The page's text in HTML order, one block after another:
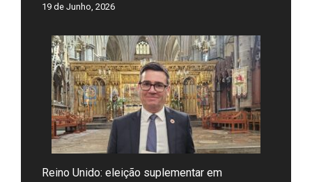
19 de Junho, 2026
Reino Unido: eleição suplementar em